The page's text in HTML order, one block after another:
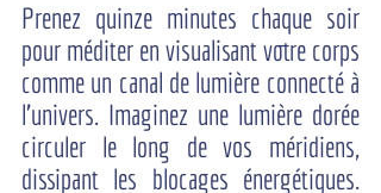
Prenez quinze minutes chaque soir
pour méditer en visualisant votre corps
comme un canal de lumière connecté à
l’univers. Imaginez une lumière dorée
circuler le long de vos méridiens,
dissipant les blocages énergétiques.